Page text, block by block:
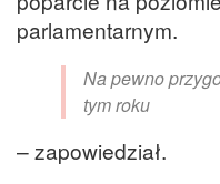
parlamentarnym.
Na pewno
tym roku
– zapowiedział.